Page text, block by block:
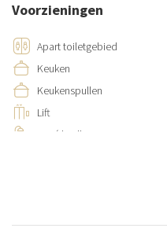
Voorzieningen
Apart toiletgebied
Keuken
Keukenspullen
Lift
Privé badkamer